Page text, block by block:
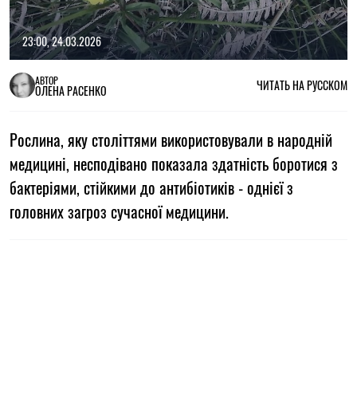
23:00, 24.03.2026
АВТОР
ОЛЕНА РАСЕНКО ЧИТАТЬ НА РУССКОМ
Рослина, яку століттями використовували в народній
медицині, несподівано показала здатність боротися з
бактеріями, стійкими до антибіотиків - однієї з
головних загроз сучасної медицини.